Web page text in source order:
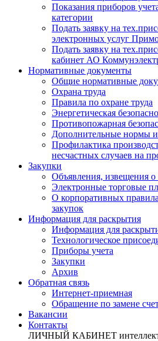
Показания приборов
категории
Подать заявку на
электронных услуг
Подать заявку на
кабинет АО
Нормативные документы
Общие нормативные
Охрана труда
Правила по охране труда
Энергетическая
Противопожарная
Дополнительные нормы
Профилактика
несчастных случаев на
Закупки
Объявления, извещения о
Электронные торговые
О корпоративных
закупок
Информация для раскрытия
Информация для
Технологическое
Приборы учета
Закупки
Архив
Обратная связь
Интернет-приемная
Обращение по замене
Вакансии
Контакты
ЛИЧНЫЙ КАБИНЕТ